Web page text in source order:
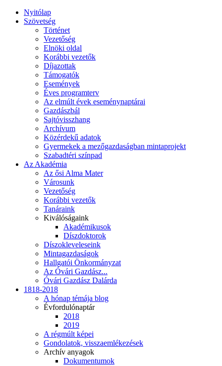
Nyitólap
Szövetség
Történet
Vezetőség
Elnöki oldal
Korábbi vezetők
Díjazottak
Támogatók
Események
Éves programterv
Az elmúlt évek eseménynaptárai
Gazdászbál
Sajtóvisszhang
Archívum
Közérdekű adatok
Gyermekek a mezőgazdaságban mintaprojekt
Szabadtéri színpad
Az Akadémia
Az ősi Alma Mater
Városunk
Vezetőség
Korábbi vezetők
Tanáraink
Kiválóságaink
Akadémikusok
Díszdoktorok
Díszokleveleseink
Mintagazdaságok
Hallgatói Önkormányzat
Az Óvári Gazdász...
Óvári Gazdász Dalárda
1818-2018
A hónap témája blog
Évfordulónaptár
2018
2019
A régmúlt képei
Gondolatok, visszaemlékezések
Archív anyagok
Dokumentumok